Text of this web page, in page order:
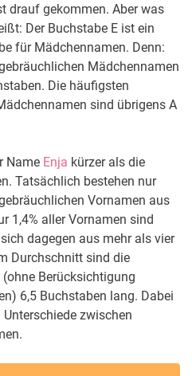
drauf gekommen. Aber was
Der Buchstabe E ist ein
für Mädchennamen. Denn:
Mädchennamen
Die häufigsten
sind übrigens A
Name Enja kürzer als die
Tatsächlich bestehen nur
Vornamen aus
1,4% aller Vornamen sind
dagegen aus mehr als vier
Durchschnitt sind die
Berücksichtigung
6,5 Buchstaben lang. Dabei
zwischen